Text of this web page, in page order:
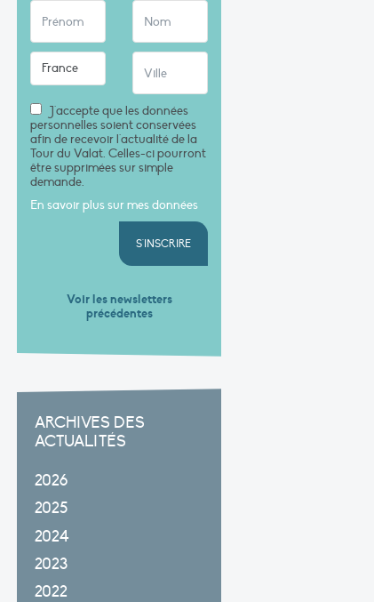
J'accepte que les données
personnelles soient conservées
afin de recevoir l'actualité de la
Tour du Valat. Celles-ci pourront
être supprimées sur simple
demande.
En savoir plus sur mes données
S'INSCRIRE
Voir les newsletters
précédentes
ARCHIVES DES
ACTUALITÉS
2026
2025
2024
2023
2022